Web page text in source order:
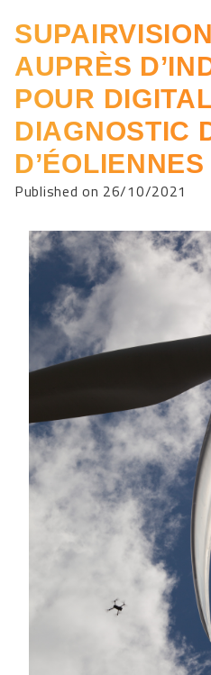
AUPRÈS
POUR
DIAGNOSTIC
D’ÉOLIENNES
Published on 26/10/2021